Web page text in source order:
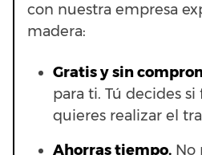
con nuestra empresa
madera:
Gratis y sin
para ti. Tú decides
quieres realizar el
Ahorras tiempo. No